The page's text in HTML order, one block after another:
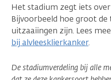
Het stadium zegt iets
Bijvoorbeeld hoe groot
uitzaaiingen zijn. Lees
bij alvleesklierkanker.
De stadiumverdeling bij alle